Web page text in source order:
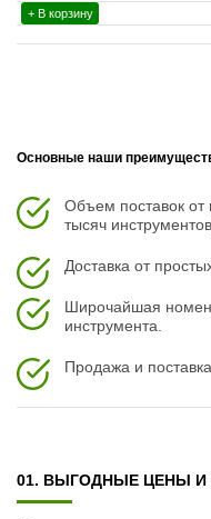
+ В корзину
Основные наши
Объем поставок от
тысяч
Доставка от
Широчайшая
инструмента.
Продажа и
01. ВЫГОДНЫЕ ЦЕНЫ